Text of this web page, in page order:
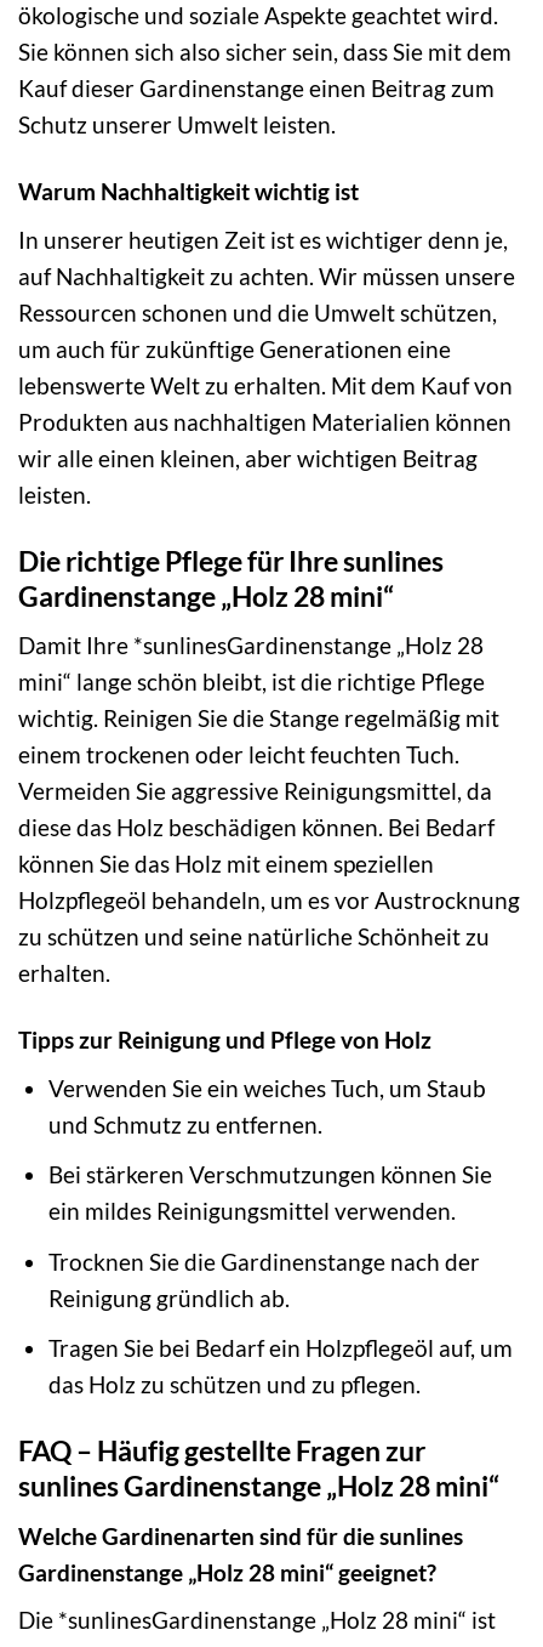
ökologische und soziale Aspekte geachtet wird.
Sie können sich also sicher sein, dass Sie mit dem
Kauf dieser Gardinenstange einen Beitrag zum
Schutz unserer Umwelt leisten.
Warum Nachhaltigkeit wichtig ist
In unserer heutigen Zeit ist es wichtiger denn je,
auf Nachhaltigkeit zu achten. Wir müssen unsere
Ressourcen schonen und die Umwelt schützen,
um auch für zukünftige Generationen eine
lebenswerte Welt zu erhalten. Mit dem Kauf von
Produkten aus nachhaltigen Materialien können
wir alle einen kleinen, aber wichtigen Beitrag
leisten.
Die richtige Pflege für Ihre sunlines
Gardinenstange „Holz 28 mini“
Damit Ihre *sunlinesGardinenstange „Holz 28
mini“ lange schön bleibt, ist die richtige Pflege
wichtig. Reinigen Sie die Stange regelmäßig mit
einem trockenen oder leicht feuchten Tuch.
Vermeiden Sie aggressive Reinigungsmittel, da
diese das Holz beschädigen können. Bei Bedarf
können Sie das Holz mit einem speziellen
Holzpflegeöl behandeln, um es vor Austrocknung
zu schützen und seine natürliche Schönheit zu
erhalten.
Tipps zur Reinigung und Pflege von Holz
Verwenden Sie ein weiches Tuch, um Staub
und Schmutz zu entfernen.
Bei stärkeren Verschmutzungen können Sie
ein mildes Reinigungsmittel verwenden.
Trocknen Sie die Gardinenstange nach der
Reinigung gründlich ab.
Tragen Sie bei Bedarf ein Holzpflegeöl auf, um
das Holz zu schützen und zu pflegen.
FAQ – Häufig gestellte Fragen zur
sunlines Gardinenstange „Holz 28 mini“
Welche Gardinenarten sind für die sunlines
Gardinenstange „Holz 28 mini“ geeignet?
Die *sunlinesGardinenstange „Holz 28 mini“ ist